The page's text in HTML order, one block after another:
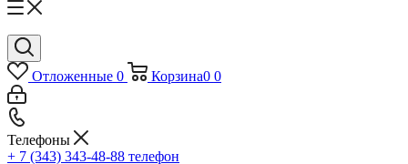
Отложенные 0 Корзина0 0
Телефоны
+ 7 (343) 343-48-88 телефон